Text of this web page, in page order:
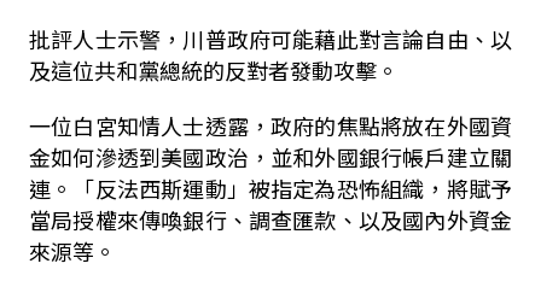
批評人士示警，川普政府可能藉此對言論自由、以
及這位共和黨總統的反對者發動攻擊。
一位白宮知情人士透露，政府的焦點將放在外國資
金如何滲透到美國政治，並和外國銀行帳戶建立關
連。「反法西斯運動」被指定為恐怖組織，將賦予
當局授權來傳喚銀行、調查匯款、以及國內外資金
來源等。